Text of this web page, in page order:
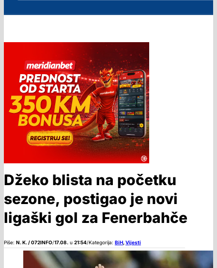
Džeko blista na početku
sezone, postigao je novi
ligaški gol za Fenerbahče
Piše: N. K. / 072INFO/17.08. u 21:54/Kategorija: BiH,Vijesti